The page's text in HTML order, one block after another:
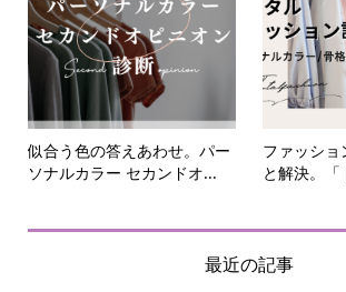
似合う色の答えあわせ。パー
ソナルカラー セカンドオ...
ファッショ
と解決。
最近の記事